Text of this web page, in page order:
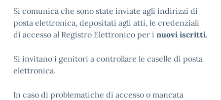
Si comunica che sono state inviate agli indirizzi di
posta elettronica, depositati agli atti, le credenziali
di accesso al Registro Elettronico per i nuovi iscritti.
Si invitano i genitori a controllare le caselle di posta
elettronica.
In caso di problematiche di accesso o mancata